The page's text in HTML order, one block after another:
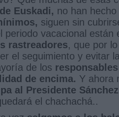
Euskadi, no han
siguen sin
periodo vacacional están
rastreadores, que por
el seguimiento y evitar
de los
de encima. Y ahora
al Presidente
el chachachá..